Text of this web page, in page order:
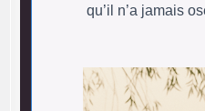
qu’il n’a jamais